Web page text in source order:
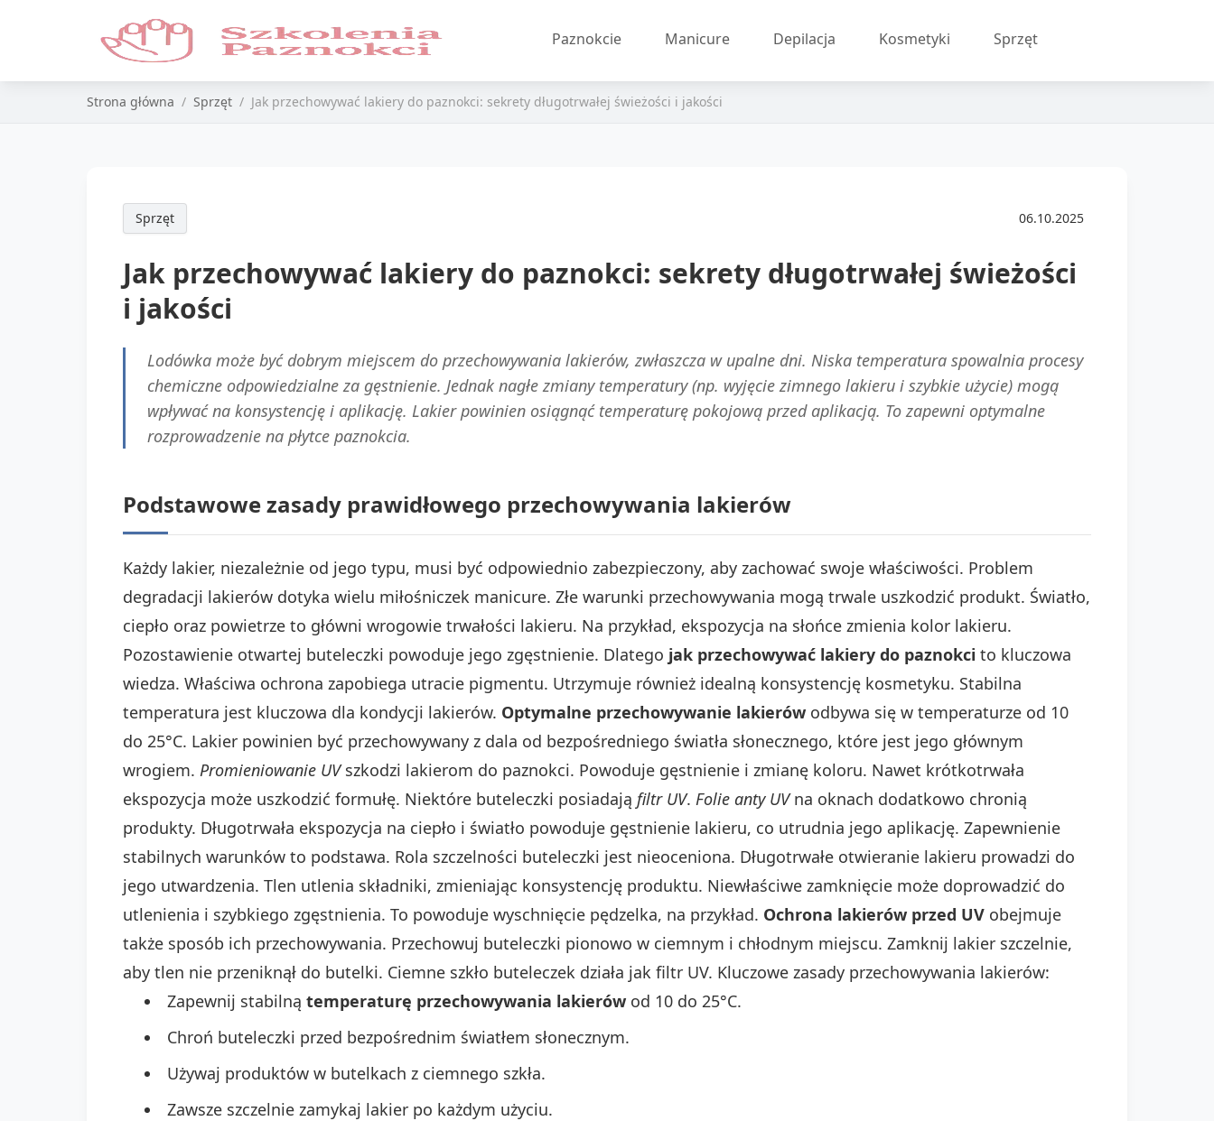
Paznokcie Manicure Depilacja Kosmetyki Sprzęt
Strona główna Sprzęt Jak przechowywać lakiery do paznokci: sekrety długotrwałej świeżości i jakości
Sprzęt 06.10.2025
Jak przechowywać lakiery do paznokci: sekrety długotrwałej świeżości
i jakości
Lodówka może być dobrym miejscem do przechowywania lakierów, zwłaszcza w upalne dni. Niska temperatura spowalnia procesy
chemiczne odpowiedzialne za gęstnienie. Jednak nagłe zmiany temperatury (np. wyjęcie zimnego lakieru i szybkie użycie) mogą
wpływać na konsystencję i aplikację. Lakier powinien osiągnąć temperaturę pokojową przed aplikacją. To zapewni optymalne
rozprowadzenie na płytce paznokcia.
Podstawowe zasady prawidłowego przechowywania lakierów
Każdy lakier, niezależnie od jego typu, musi być odpowiednio zabezpieczony, aby zachować swoje właściwości. Problem
degradacji lakierów dotyka wielu miłośniczek manicure. Złe warunki przechowywania mogą trwale uszkodzić produkt. Światło,
ciepło oraz powietrze to główni wrogowie trwałości lakieru. Na przykład, ekspozycja na słońce zmienia kolor lakieru.
Pozostawienie otwartej buteleczki powoduje jego zgęstnienie. Dlatego jak przechowywać lakiery do paznokci to kluczowa
wiedza. Właściwa ochrona zapobiega utracie pigmentu. Utrzymuje również idealną konsystencję kosmetyku. Stabilna
temperatura jest kluczowa dla kondycji lakierów. Optymalne przechowywanie lakierów odbywa się w temperaturze od 10
do 25°C. Lakier powinien być przechowywany z dala od bezpośredniego światła słonecznego, które jest jego głównym
wrogiem. Promieniowanie UVszkodzi lakierom do paznokci. Powoduje gęstnienie i zmianę koloru. Nawet krótkotrwała
ekspozycja może uszkodzić formułę. Niektóre buteleczki posiadają filtr UV. Folie anty UVna oknach dodatkowo chronią
produkty. Długotrwała ekspozycja na ciepło i światło powoduje gęstnienie lakieru, co utrudnia jego aplikację. Zapewnienie
stabilnych warunków to podstawa. Rola szczelności buteleczki jest nieoceniona. Długotrwałe otwieranie lakieru prowadzi do
jego utwardzenia. Tlen utlenia składniki, zmieniając konsystencję produktu. Niewłaściwe zamknięcie może doprowadzić do
utlenienia i szybkiego zgęstnienia. To powoduje wyschnięcie pędzelka, na przykład. Ochrona lakierów przed UV obejmuje
także sposób ich przechowywania. Przechowuj buteleczki pionowo w ciemnym i chłodnym miejscu. Zamknij lakier szczelnie,
aby tlen nie przeniknął do butelki. Ciemne szkło buteleczek działa jak filtr UV. Kluczowe zasady przechowywania lakierów:
Zapewnij stabilną temperaturę przechowywania lakierów od 10 do 25°C.
Chroń buteleczki przed bezpośrednim światłem słonecznym.
Używaj produktów w butelkach z ciemnego szkła.
Zawsze szczelnie zamykaj lakier po każdym użyciu.